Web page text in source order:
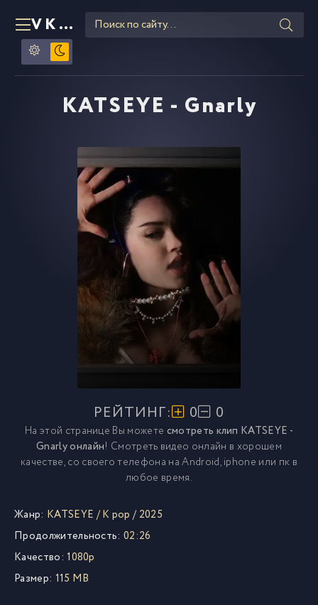
VKLIPE RU
KATSEYE - Gnarly
РЕЙТИНГ: 0 0
На этой странице Вы можете смотреть клип KATSEYE -
Gnarly онлайн! Смотреть видео онлайн в хорошем
качестве, со своего телефона на Android, iphone или пк в
любое время.
Жанр: KATSEYE /K pop / 2025
Продолжительность: 02:26
Качество: 1080p
Размер: 115 MB